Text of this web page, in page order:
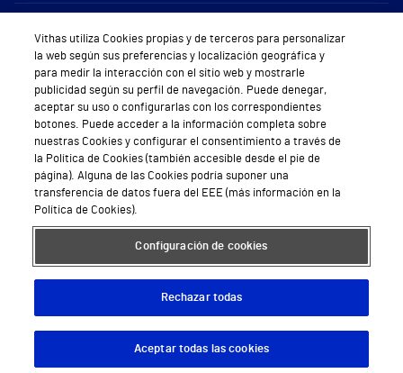
Sobre Vithas
Quiénes somos
Trabajar en Vithas
Teléfono Cita Médica
Teléfono Atención al Cliente
Política de seguridad y salud en el trabajo
Conoce a Supervita
Aviso Legal Política de cookies Política de privacidad Mapa web Protección de datos
Descargar App
Vithas utiliza Cookies propias y de terceros para personalizar
la web según sus preferencias y localización geográfica y
para medir la interacción con el sitio web y mostrarle
publicidad según su perfil de navegación. Puede denegar,
aceptar su uso o configurarlas con los correspondientes
botones. Puede acceder a la información completa sobre
nuestras Cookies y configurar el consentimiento a través de
la Política de Cookies (también accesible desde el pie de
página). Alguna de las Cookies podría suponer una
transferencia de datos fuera del EEE (más información en la
Política de Cookies).
Configuración de cookies
Rechazar todas
Aceptar todas las cookies